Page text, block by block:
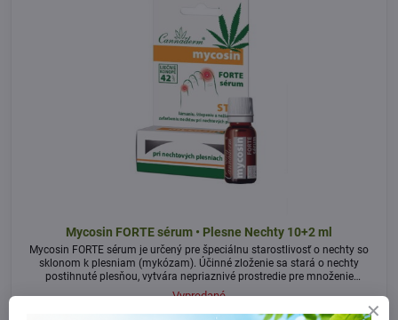
Mycosin FORTE sérum • Plesne Nechty 10+2 ml
Mycosin FORTE sérum je určený pre špeciálnu starostlivosť o nechty so
sklonom k plesniam (mykózam). Účinné zloženie sa stará o nechty
postihnuté plesňou, vytvára nepriaznivé prostredie pre množenie
nechtových plesní, čistí nechty, zlepšuje vzhľad a pevnosť nechtov,
Vypredané
8,95 €